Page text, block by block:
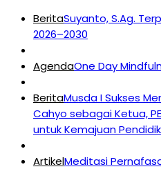
BeritaSuyanto, S.Ag.
2026–2030
AgendaOne Day
BeritaMusda I Sukses
Cahyo sebagai Ketua,
untuk Kemajuan
ArtikelMeditasi